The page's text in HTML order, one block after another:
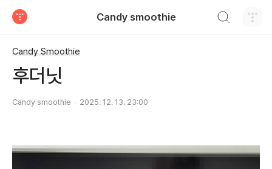
Candy smoothie
Candy Smoothie
후더닛
Candy smoothie 2025. 12. 13. 23:00